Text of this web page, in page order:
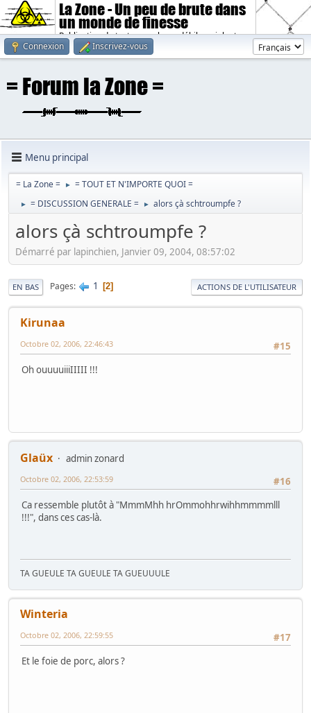
La Zone - Un peu de brute dans
un monde de finesse
Publication de textes sombres, débiles, violents.
Connexion
Inscrivez-vous
Menu principal
= La Zone = ► = TOUT ET N'IMPORTE QUOI =
► = DISCUSSION GENERALE = ► alors çà schtroumpfe ?
alors çà schtroumpfe ?
Démarré par lapinchien, Janvier 09, 2004, 08:57:02
EN BAS Pages 1 2 ACTIONS DE L'UTILISATEUR
Kirunaa
#15
Octobre 02, 2006, 22:46:43
Oh ouuuuiiiIIIII !!!
Glaüx
admin zonard
#16
Octobre 02, 2006, 22:53:59
Ca ressemble plutôt à "MmmMhh hrOmmohhrwihhmmmmlll
!!!", dans ces cas-là.
TA GUEULE TA GUEULE TA GUEUUULE
Winteria
#17
Octobre 02, 2006, 22:59:55
Et le foie de porc, alors ?